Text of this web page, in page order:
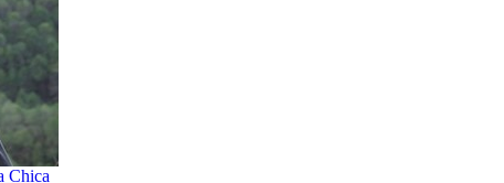
Chica